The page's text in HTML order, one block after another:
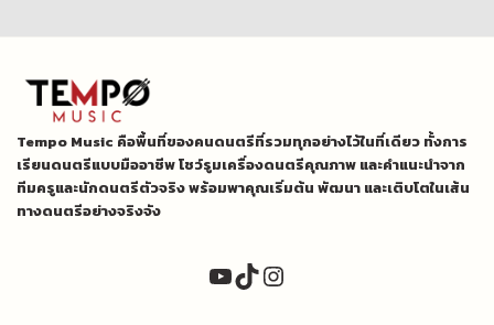
Tempo Music คือพื้นที่ของคนดนตรีที่รวมทุกอย่างไว้ในที่เดียว ทั้งการ
เรียนดนตรีแบบมืออาชีพ โชว์รูมเครื่องดนตรีคุณภาพ และคำแนะนำจาก
ทีมครูและนักดนตรีตัวจริง พร้อมพาคุณเริ่มต้น พัฒนา และเติบโตในเส้น
ทางดนตรีอย่างจริงจัง
YouTube
TikTok
Instagram